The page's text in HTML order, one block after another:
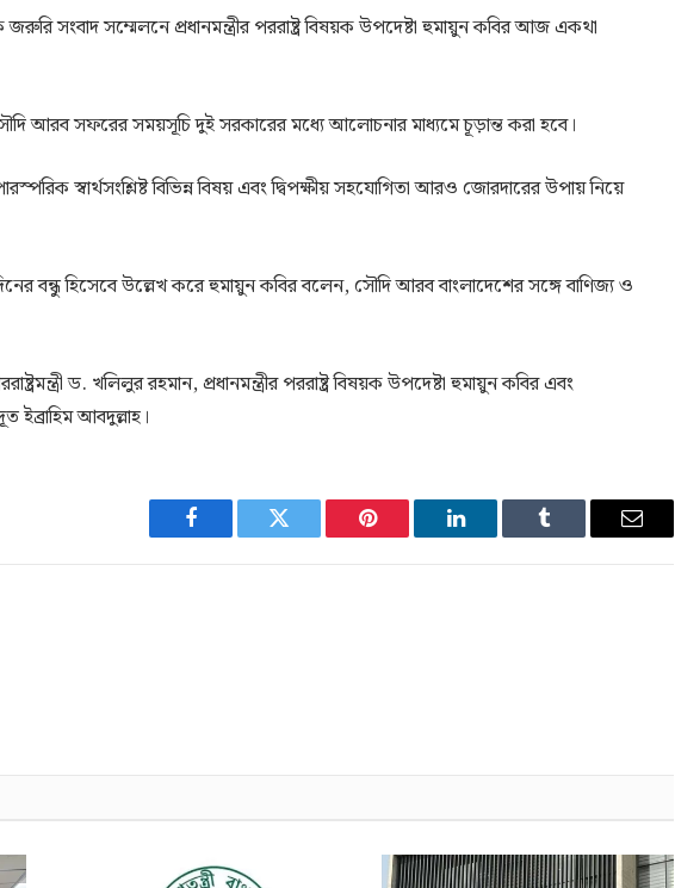
সংবাদ সম্মেলনে প্রধানমন্ত্রীর পররাষ্ট্র বিষয়ক উপদেষ্টা হুমায়ুন কবির আজ একথা
আরব সফরের সময়সূচি দুই সরকারের মধ্যে আলোচনার মাধ্যমে চূড়ান্ত করা হবে।
স্বার্থসংশ্লিষ্ট বিভিন্ন বিষয় এবং দ্বিপক্ষীয় সহযোগিতা আরও জোরদারের উপায় নিয়ে
বন্ধু হিসেবে উল্লেখ করে হুমায়ুন কবির বলেন, সৌদি আরব বাংলাদেশের সঙ্গে বাণিজ্য ও
ড. খলিলুর রহমান, প্রধানমন্ত্রীর পররাষ্ট্র বিষয়ক উপদেষ্টা হুমায়ুন কবির এবং
ইব্রাহিম আবদুল্লাহ।
Facebook Twitter Pinterest LinkedIn Tumblr Email